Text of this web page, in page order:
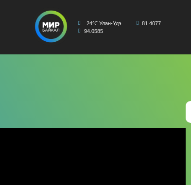
24℃ Улан-Удэ
81.4077
94.0585